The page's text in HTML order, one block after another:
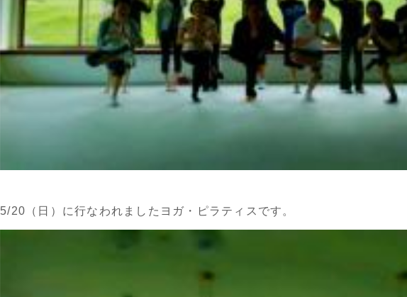
5/20（日）に行なわれましたヨガ・ピラティスです。